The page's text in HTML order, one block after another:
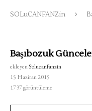
SOLuCANFANZin
Başıbozuk
ekleyenSolucanfanzin
15 Haziran 2015
1737görüntüleme